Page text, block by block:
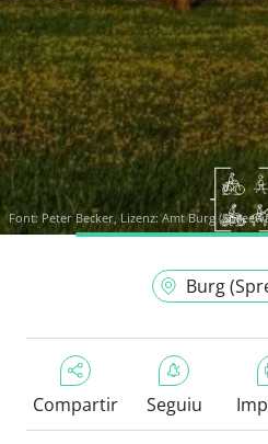
Font: Peter Becker, Lizenz: Amt Burg
Burg
Compartir Seguiu